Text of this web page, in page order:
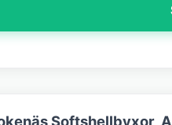
Softshellbyxor,